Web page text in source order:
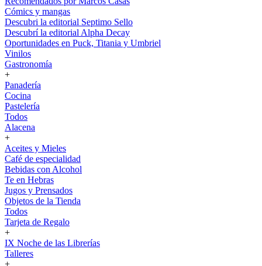
Cómics y mangas
Descubri la editorial Septimo Sello
Descubrí la editorial Alpha Decay
Oportunidades en Puck, Titania y Umbriel
Vinilos
Gastronomía
+
Panadería
Cocina
Pastelería
Todos
Alacena
+
Aceites y Mieles
Café de especialidad
Bebidas con Alcohol
Te en Hebras
Jugos y Prensados
Objetos de la Tienda
Todos
Tarjeta de Regalo
+
IX Noche de las Librerías
Talleres
+